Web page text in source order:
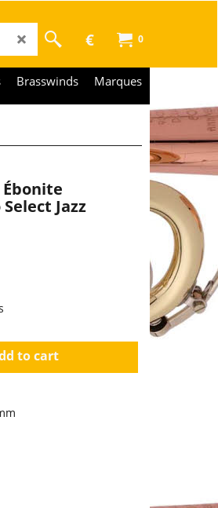
0
€
Brasswinds Marques
Ébonite
Jazz
to cart